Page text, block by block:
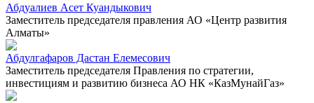
Абдуалиев Асет Куандыкович
Заместитель председателя правления АО «Центр развития
Алматы»
Абдулгафаров Дастан Елемесович
Заместитель председателя Правления по стратегии,
инвестициям и развитию бизнеса АО НК «КазМунайГаз»